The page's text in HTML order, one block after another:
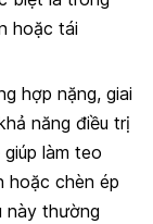
hoặc tái
hợp nặng, giai
năng điều trị
làm teo
hoặc chèn ép
này thường